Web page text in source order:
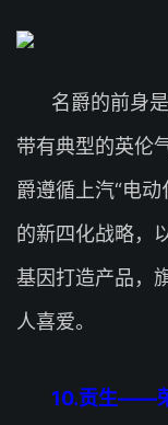
名爵的前身
带有典型的英伦
爵遵循上汽“电
的新四化战略，
基因打造产品，
人喜爱。
10.贡生——